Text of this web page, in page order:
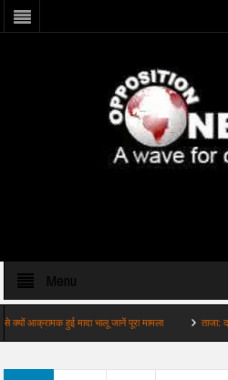
Menu
हुई मादा भालू जानें पूरा मामला ताजा: दरअसल